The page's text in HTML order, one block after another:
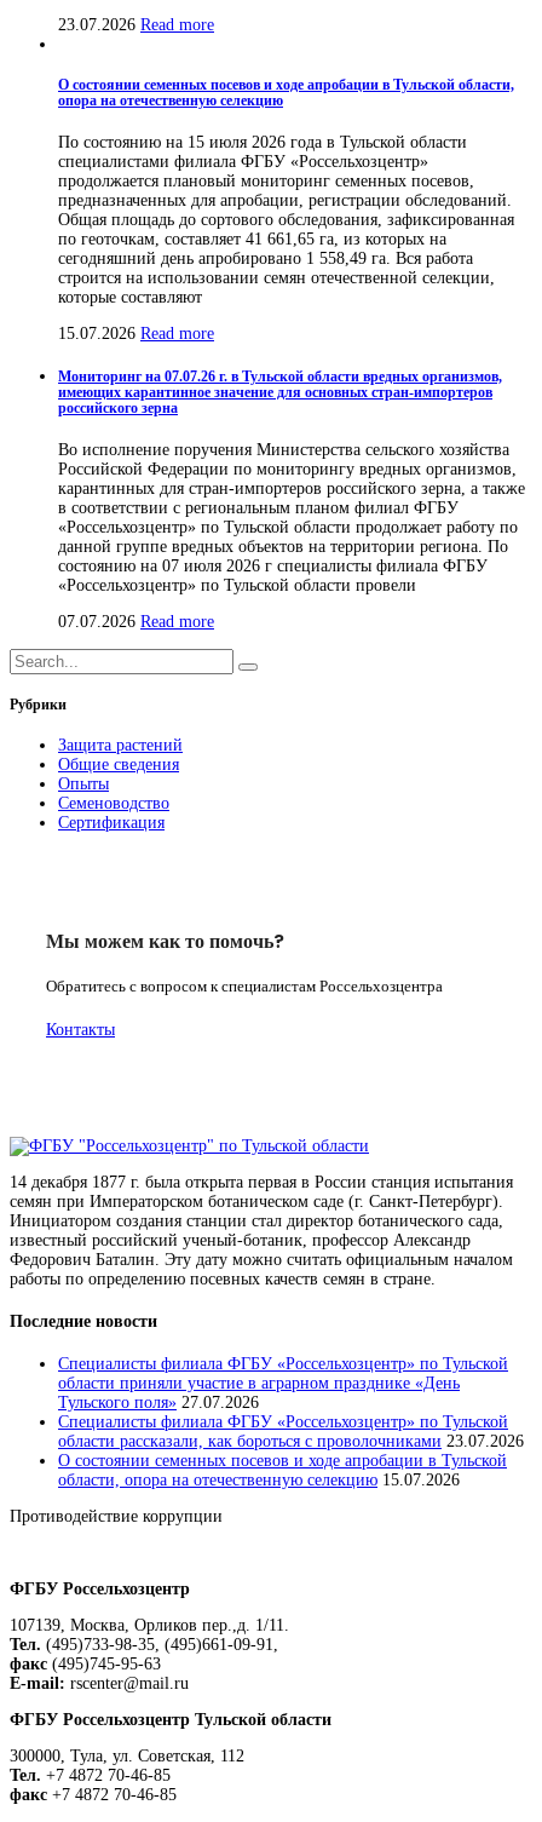
23.07.2026 Read more
О состоянии семенных посевов и ходе апробации в Тульской области,
опора на отечественную селекцию
По состоянию на 15 июля 2026 года в Тульской области
специалистами филиала ФГБУ «Россельхозцентр»
продолжается плановый мониторинг семенных посевов,
предназначенных для апробации, регистрации обследований.
Общая площадь до сортового обследования, зафиксированная
по геоточкам, составляет 41 661,65 га, из которых на
сегодняшний день апробировано 1 558,49 га. Вся работа
строится на использовании семян отечественной селекции,
которые составляют
15.07.2026 Read more
Мониторинг на 07.07.26 г. в Тульской области вредных организмов,
имеющих карантинное значение для основных стран-импортеров
российского зерна
Во исполнение поручения Министерства сельского хозяйства
Российской Федерации по мониторингу вредных организмов,
карантинных для стран-импортеров российского зерна, а также
в соответствии с региональным планом филиал ФГБУ
«Россельхозцентр» по Тульской области продолжает работу по
данной группе вредных объектов на территории региона. По
состоянию на 07 июля 2026 г специалисты филиала ФГБУ
«Россельхозцентр» по Тульской области провели
07.07.2026 Read more
Рубрики
Защита растений
Общие сведения
Опыты
Семеноводство
Сертификация
Мы можем как то помочь?
Обратитесь с вопросом к специалистам Россельхозцентра
Контакты
14 декабря 1877 г. была открыта первая в России станция испытания
семян при Императорском ботаническом саде (г. Санкт-Петербург).
Инициатором создания станции стал директор ботанического сада,
известный российский ученый-ботаник, профессор Александр
Федорович Баталин. Эту дату можно считать официальным началом
работы по определению посевных качеств семян в стране.
Последние новости
Специалисты филиала ФГБУ «Россельхозцентр» по Тульской
области приняли участие в аграрном празднике «День
Тульского поля» 27.07.2026
Специалисты филиала ФГБУ «Россельхозцентр» по Тульской
области рассказали, как бороться с проволочниками 23.07.2026
О состоянии семенных посевов и ходе апробации в Тульской
области, опора на отечественную селекцию 15.07.2026
Противодействие коррупции
ФГБУ Россельхозцентр
107139, Москва, Орликов пер.,д. 1/11.
Тел. (495)733-98-35, (495)661-09-91,
факс (495)745-95-63
E-mail: rscenter@mail.ru
ФГБУ Россельхозцентр Тульской области
300000, Тула, ул. Советская, 112
Тел. +7 4872 70-46-85
факс +7 4872 70-46-85